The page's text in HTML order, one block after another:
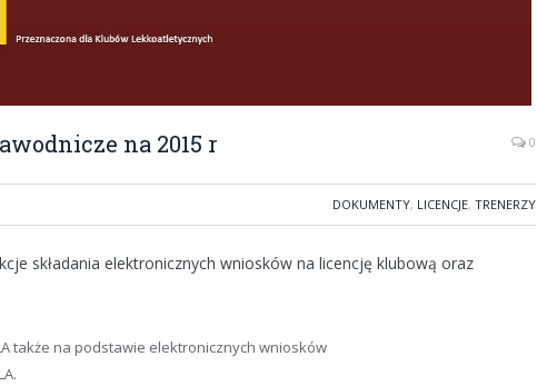
na 2015 r 0
DOKUMENTY, LICENCJE, TRENERZY
składania elektronicznych wniosków na licencję klubową oraz
także na podstawie elektronicznych wniosków